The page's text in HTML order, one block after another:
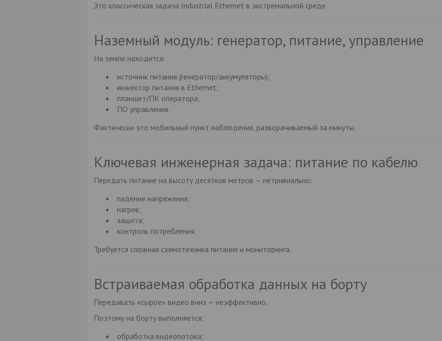
Это классическая задача Industrial Ethernet в экстремальной среде.
Наземный модуль: генератор, питание, управление
На земле находится:
источник питания (генератор/аккумуляторы);
инжектор питания в Ethernet;
планшет/ПК оператора;
ПО управления.
Фактически это мобильный пункт наблюдения, разворачиваемый за минуты.
Ключевая инженерная задача: питание по кабелю
Передать питание на высоту десятков метров — нетривиально:
падение напряжения;
нагрев;
защита;
контроль потребления.
Требуется сложная схемотехника питания и мониторинга.
Встраиваемая обработка данных на борту
Передавать «сырое» видео вниз — неэффективно.
Поэтому на борту выполняется:
обработка видеопотока;